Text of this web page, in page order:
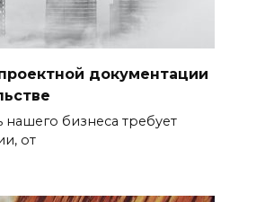
документации
нашего бизнеса требует
от